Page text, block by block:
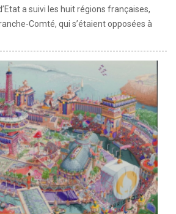
a suivi les huit régions françaises,
Comté, qui s’étaient opposées à